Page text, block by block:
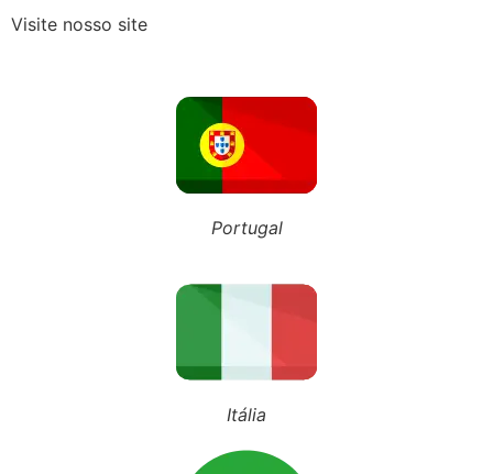
Siga nosso Tiktok
Visite nosso site
Portugal
Itália